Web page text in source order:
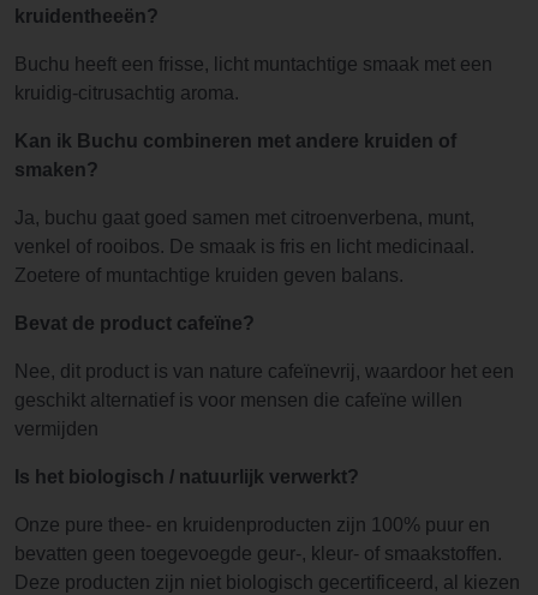
kruidentheeën?
Buchu heeft een frisse, licht muntachtige smaak met een
kruidig-citrusachtig aroma.
Kan ik Buchu combineren met andere kruiden of
smaken?
Ja, buchu gaat goed samen met citroenverbena, munt,
venkel of rooibos. De smaak is fris en licht medicinaal.
Zoetere of muntachtige kruiden geven balans.
Bevat de product cafeïne?
Nee, dit product is van nature cafeïnevrij, waardoor het een
geschikt alternatief is voor mensen die cafeïne willen
vermijden
Is het biologisch / natuurlijk verwerkt?
Onze pure thee- en kruidenproducten zijn 100% puur en
bevatten geen toegevoegde geur-, kleur- of smaakstoffen.
Deze producten zijn niet biologisch gecertificeerd, al kiezen